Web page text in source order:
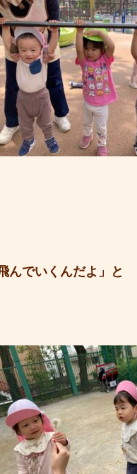
んでいくんだよ」と